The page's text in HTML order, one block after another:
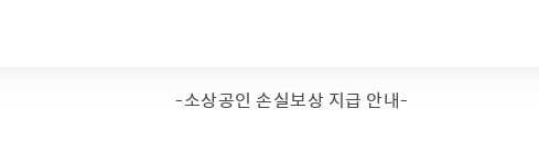
-소상공인 손실보상 지급 안내-